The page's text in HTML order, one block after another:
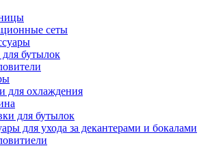
сеты
бутылок
для охлаждения
для бутылок
для ухода за декантерами и бокалами